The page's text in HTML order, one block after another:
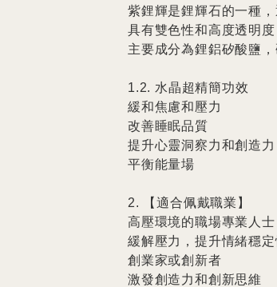
紫鋰輝是鋰輝石的一種
具有雙色性和高度透明
主要成分為鋰鋁矽酸鹽，
1.2. 水晶超精簡功效
緩和焦慮和壓力
改善睡眠品質
提升心靈洞察力和創造力
平衡能量場
2. 【適合佩戴職業】
高壓環境的職場專業人士
緩解壓力，提升情緒穩定
創業家或創新者
激發創造力和創新思維